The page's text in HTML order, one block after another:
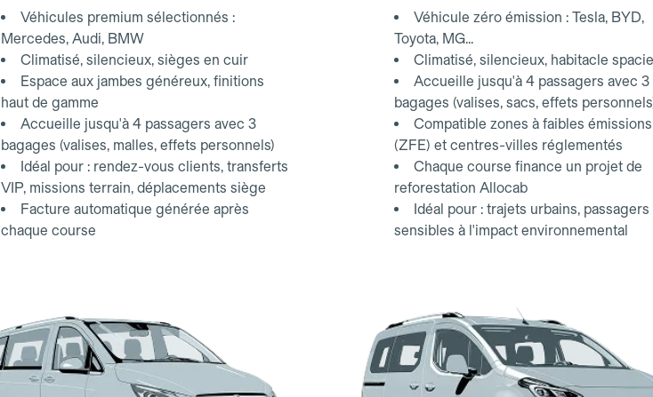
Véhicules premium sélectionnés :
Mercedes, Audi, BMW
Climatisé, silencieux, sièges en cuir
Espace aux jambes généreux, finitions
haut de gamme
Accueille jusqu'à 4 passagers avec 3
bagages (valises, malles, effets personnels)
Idéal pour : rendez-vous clients, transferts
VIP, missions terrain, déplacements siège
Facture automatique générée après
chaque course
Véhicule zéro émission : Tesla, BYD,
Toyota, MG...
Climatisé, silencieux, habitacle
Accueille jusqu'à 4 passagers avec 3
bagages (valises, sacs, effets
Compatible zones à faibles émissions
(ZFE) et centres-villes réglementés
Chaque course finance un projet de
reforestation Allocab
Idéal pour : trajets urbains, passagers
sensibles à l'impact environnemental